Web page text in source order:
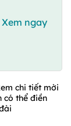
ngay
chi tiết mời
có thể điền